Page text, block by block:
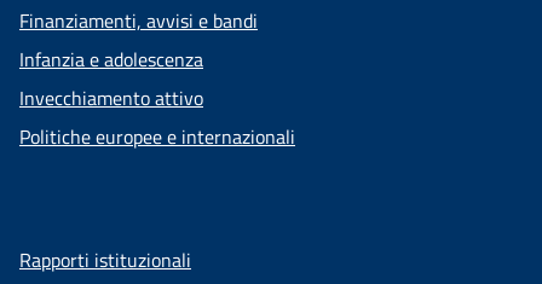
Finanziamenti, avvisi e bandi
Infanzia e adolescenza
Invecchiamento attivo
Politiche europee e internazionali
Rapporti istituzionali